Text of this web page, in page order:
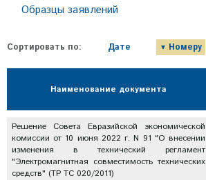
Образцы заявлений
Сортировать по: Дате Номеру
Наименование документа
Решение Совета Евразийской экономической
комиссии от 10 июня 2022 г. N 91 "О внесении
изменения в технический регламент
"Электромагнитная совместимость технических
средств" (ТР ТС 020/2011)